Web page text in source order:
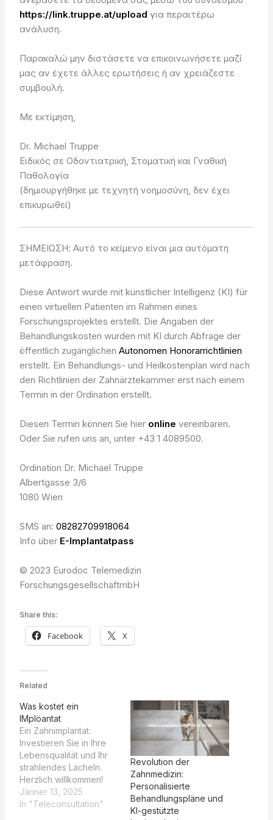
https://link.truppe.at/upload για περαιτέρω
ανάλυση.
Παρακαλώ μην διστάσετε να επικοινωνήσετε μαζί
μας αν έχετε άλλες ερωτήσεις ή αν χρειάζεστε
συμβουλή.
Με εκτίμηση,
Dr. Michael Truppe
Ειδικός σε Οδοντιατρική, Στοματική και Γναθική
Παθολογία
(δημιουργήθηκε με τεχνητή νοημοσύνη, δεν έχει
επικυρωθεί)
ΣΗΜΕΙΩΣΗ: Αυτό το κείμενο είναι μια αυτόματη
μετάφραση.
Diese Antwort wurde mit künstlicher Intelligenz (KI) für
einen virtuellen Patienten im Rahmen eines
Forschungsprojektes erstellt. Die Angaben der
Behandlungskosten wurden mit KI durch Abfrage der
öffentlich zugänglichenAutonomen Honorarrichtlinien
erstellt. Ein Behandlungs- und Heilkostenplan wird nach
den Richtlinien der Zahnärztekammer erst nach einem
Termin in der Ordination erstellt.
Diesen Termin können Sie hier online vereinbaren.
Oder Sie rufen uns an, unter +43 1 4089500.
Ordination Dr. Michael Truppe
Albertgasse 3/6
1080 Wien
SMS an:08282709918064
Info über E-Implantatpass
© 2023 Eurodoc Telemedizin
ForschungsgesellschaftmbH
Share this:
Facebook X
Related
Was kostet ein
IMplöantat
Ein Zahnimplantat:
Investieren Sie in Ihre
Lebensqualität und Ihr
strahlendes Lächeln.
Herzlich willkommen!
Die Kosten für ein
Implantat können
Jänner 13, 2025
In "Teleconsultation"
Revolution der
Zahnmedizin:
Personalisierte
Behandlungspläne und
KI-gestützte